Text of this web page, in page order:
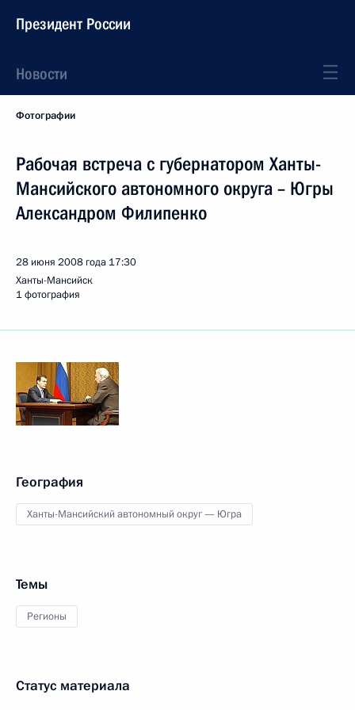
Президент России
Новости
Фотографии
Рабочая встреча с губернатором Ханты-
Мансийского автономного округа – Югры
Александром Филипенко
28 июня 2008 года 17:30
Ханты-Мансийск
1 фотография
География
Ханты-Мансийский автономный округ — Югра
Темы
Регионы
Статус материала